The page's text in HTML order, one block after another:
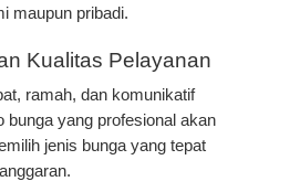
maupun pribadi.
Kualitas Pelayanan
ramah, dan komunikatif
bunga yang profesional akan
jenis bunga yang tepat